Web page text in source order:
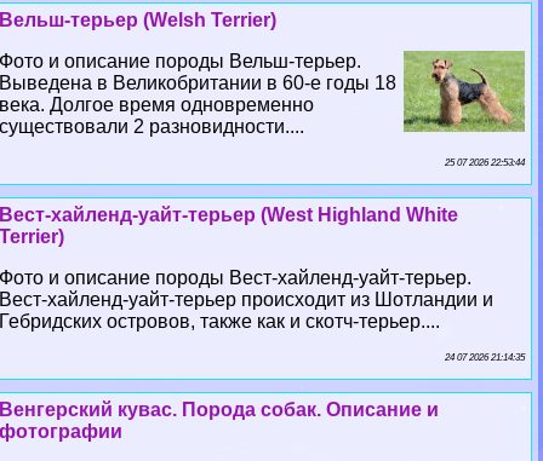
Вельш-терьер (Welsh Terrier)
Фото и описание породы Вельш-терьер.
Выведена в Великобритании в 60-е годы 18
века. Долгое время одновременно
существовали 2 разновидности....
25 07 2026 22:53:44
Вест-хайленд-уайт-терьер (West Highland White
Terrier)
Фото и описание породы Вест-хайленд-уайт-терьер.
Вест-хайленд-уайт-терьер происходит из Шотландии и
Гебридских островов, также как и скотч-терьер....
24 07 2026 21:14:35
Венгерский кувас. Порода собак. Описание и
фотографии